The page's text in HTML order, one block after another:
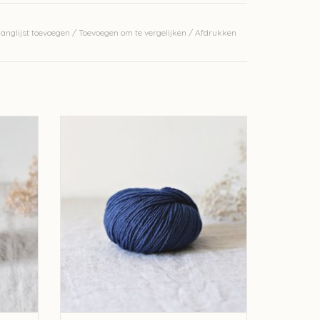
toevoegen / Toevoegen om te vergelijken / Afdrukken